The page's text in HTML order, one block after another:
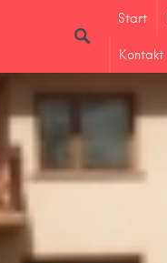
Start
Kontakt